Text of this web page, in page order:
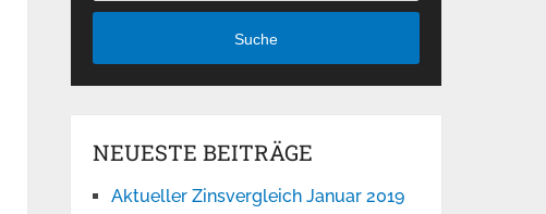
Suche
NEUESTE BEITRÄGE
Aktueller Zinsvergleich Januar 2019